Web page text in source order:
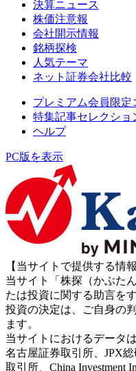
決算ニュース
株価注意報
会社開示情報
銘柄探検
人気テーマ
ネット証券会社比較
プレミアム会員限定
特集記事セレクショ
ヘルプ
PC版を表示
【当サイトで提供する情
当サイト「株探（かぶた
たは投資に関する助言を
投資の決定は、ご自身の
ます。
当サイトにおけるデータ
名古屋証券取引所、JPX
取引所、China Investment